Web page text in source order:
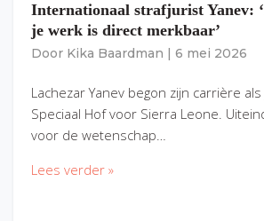
Internationaal strafjurist Yanev:
je werk is direct merkbaar’
Door Kika Baardman 6 mei 2026
Lachezar Yanev begon zijn carrière
Speciaal Hof voor Sierra Leone.
voor de wetenschap…
Lees verder »